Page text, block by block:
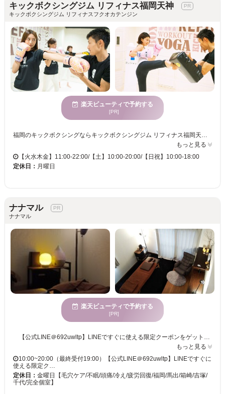
キックボクシングジム リフィナス福岡天神
キックボクシングジム リフィナスフクオカテンジン
楽天ビューティで予約する
[PR]
もっと見る
【火水木金】11:00-22:00/【土】10:00-20:00/【日祝】10:00-18:00
定休日： 月曜日
ナナマル
ナナマル
楽天ビューティで予約する
[PR]
【公式LINE＠692uwltp】LINEですぐに使える限定クーポンをゲット！ 《クレジットカード/タッチ決済OK/paypay可》《ご新規様歓迎》 女性専用＆完全貸切で周りを気にせずリラックスできるご褒美サロン♪うとうと心地よい眠りは、日々の疲れを忘れさせ、深い安らぎへと導きます。あなたのためだけの特別な時間が、ここで待っています。誰にも邪魔されない静かな環境で、自分自身をリセットし、エネルギーをチャージしましょう。大切な自分へのご褒美に、ぜひ一度ご体感ください。 不眠や偏頭痛でお悩みの方は丁寧に頭皮をほぐしていくドライヘッドスパ♪痛い足つぼが苦手な方には、眠ってしまう程の心地よい刺激のリフレクソロジーがおすすめ♪駅チカでアクセス◎知識＆経験が豊富なスタッフがピンポイントでコリやお悩みを改善！羽が生えたかのような軽い身体に！心と体を解きほぐす究極のリラクゼーションを体験しませんか？ 【ハイドロ/毛穴洗浄/ヘッドスパ/リフレクソロジー/もみほぐし/ニキビケア/毛穴ケア/不眠/頭痛/冷え/疲労回復/福岡/馬出/箱崎/吉塚/千代/完全個室/女性専用/眠れるサロン/ご褒美に】
もっと見る
10:00~20:00（最終受付19:00）【公式LINE＠692uwltp】LINEですぐに
使える限定ク…
定休日： 金曜日【毛穴ケア/不眠/頭痛/冷え/疲労回復/福岡/馬出/箱崎/吉塚/
千代/完全個室】